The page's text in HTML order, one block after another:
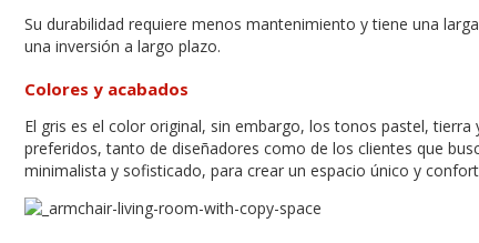
Su durabilidad requiere menos mantenimiento y tiene una
una inversión a largo plazo.
Colores y acabados
El gris es el color original, sin embargo, los tonos pastel, tierra
preferidos, tanto de diseñadores como de los clientes que
minimalista y sofisticado, para crear un espacio único y